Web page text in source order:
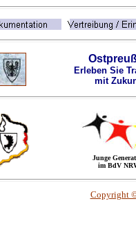
Erleben Sie
mit
Junge
im BdV
Copyright